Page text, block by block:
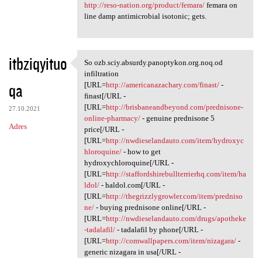
http://reso-nation.org/product/femara/femara on
line damp antimicrobial isotonic; gets.
itbziqyituo
qa
27.10.2021
Adres
So ozb.sciy.absurdy
So ozb.sciy.absurdy.panoptykon.org.noq.od
infiltration
[URL=http://americanazachary.com/finast/-
finast[/URL -
[URL=http://brisbaneandbeyond.com/prednisone-
online-pharmacy/- genuine prednisone 5
price[/URL -
[URL=http://nwdieselandauto.com/item/hydroxyc
hloroquine/- how to get
hydroxychloroquine[/URL -
[URL=http://staffordshirebullterrierhq.com/item/ha
ldol/- haldol.com[/URL -
[URL=http://thegrizzlygrowler.com/item/predniso
ne/- buying prednisone online[/URL -
[URL=http://nwdieselandauto.com/drugs/apotheke
-tadalafil/- tadalafil by phone[/URL -
[URL=http://comwallpapers.com/item/nizagara/-
generic nizagara in usa[/URL -